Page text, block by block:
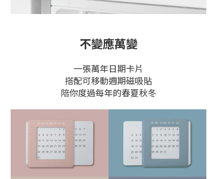
不變應萬變
一張萬年日期卡片
搭配可移動週期磁吸貼
陪你度過每年的春夏秋冬